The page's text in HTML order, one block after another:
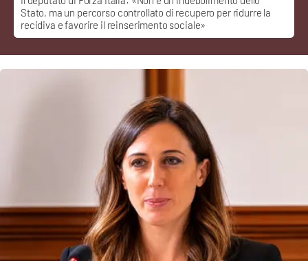
VIDEO
Ambiente
Cronaca
Economia e Lavoro
Sanità
Società
Stato, ma un percorso controllato di recupero per ridurre la
recidiva e favorire il reinserimento sociale»